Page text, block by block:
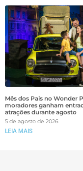
Mês dos Pais no Wonder
moradores ganham
atrações durante agosto
5 de agosto de 2026
LEIA MAIS